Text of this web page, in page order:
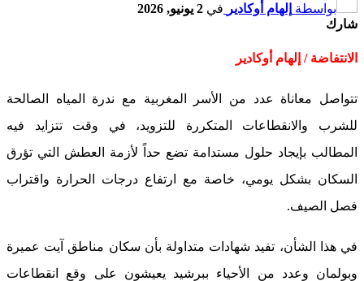
بواسطة إلهام أوكادير في 2 يونيو, 2026
شارك
الانتفاضة / إلهام أوكادير
تتواصل معاناة عدد من الأسر المغربية مع ندرة المياه الصالحة
للشرب والانقطاعات المتكررة للتزويد، في وقت تتزايد فيه
المطالب بإيجاد حلول مستدامة تضع حداً لأزمة العطش التي تؤرق
السكان بشكل يومي، خاصة مع ارتفاع درجات الحرارة واقتراب
فصل الصيف.
في هذا الشأن، تفيد شهادات متداولة بأن سكان مناطق آيت عميرة
وبولمان وعدد من الأحياء ببرشيد يعيشون على وقع انقطاعات